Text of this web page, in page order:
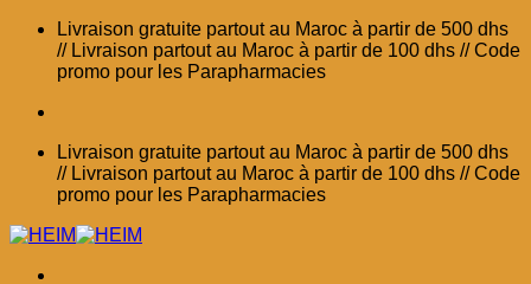
Passer
contenu
Livraison gratuite partout au Maroc à partir de 500 dhs
// Livraison partout au Maroc à partir de 100 dhs // Code
promo pour les Parapharmacies
Livraison gratuite partout au Maroc à partir de 500 dhs
// Livraison partout au Maroc à partir de 100 dhs // Code
promo pour les Parapharmacies